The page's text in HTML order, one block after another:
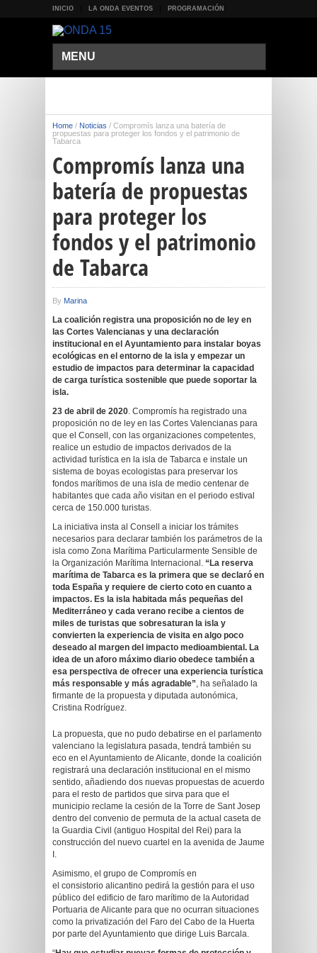
INICIO LA ONDA EVENTOS PROGRAMACIÓN
MENU
Home / Noticias / Compromís lanza una batería de
propuestas para proteger los fondos y el patrimonio de
Tabarca
Compromís lanza una
batería de propuestas
para proteger los
fondos y el patrimonio
de Tabarca
By Marina
La coalición registra una proposición no de ley en
las Cortes Valencianas y una declaración
institucional en el Ayuntamiento para instalar boyas
ecológicas en el entorno de la isla y empezar un
estudio de impactos para determinar la capacidad
de carga turística sostenible que puede soportar la
isla.
23 de abril de 2020. Compromís ha registrado una
proposición no de ley en las Cortes Valencianas para
que el Consell, con las organizaciones competentes,
realice un estudio de impactos derivados de la
actividad turística en la isla de Tabarca e instale un
sistema de boyas ecologistas para preservar los
fondos marítimos de una isla de medio centenar de
habitantes que cada año visitan en el periodo estival
cerca de 150.000 turistas.
La iniciativa insta al Consell a iniciar los trámites
necesarios para declarar también los parámetros de la
isla como Zona Marítima Particularmente Sensible de
la Organización Marítima Internacional. “La reserva
marítima de Tabarca es la primera que se declaró en
toda España y requiere de cierto coto en cuanto a
impactos. Es la isla habitada más pequeñas del
Mediterráneo y cada verano recibe a cientos de
miles de turistas que sobresaturan la isla y
convierten la experiencia de visita en algo poco
deseado al margen del impacto medioambiental. La
idea de un aforo máximo diario obedece también a
esa perspectiva de ofrecer una experiencia turística
más responsable y más agradable”, ha señalado la
firmante de la propuesta y diputada autonómica,
Cristina Rodríguez.
La propuesta, que no pudo debatirse en el parlamento
valenciano la legislatura pasada, tendrá también su
eco en el Ayuntamiento de Alicante, donde la coalición
registrará una declaración institucional en el mismo
sentido, añadiendo dos nuevas propuestas de acuerdo
para el resto de partidos que sirva para que el
municipio reclame la cesión de la Torre de Sant Josep
dentro del convenio de permuta de la actual caseta de
la Guardia Civil (antiguo Hospital del Rei) para la
construcción del nuevo cuartel en la avenida de Jaume
I.
Asimismo, el grupo de Compromís en
el consistorio alicantino pedirá la gestión para el uso
público del edificio de faro marítimo de la Autoridad
Portuaria de Alicante para que no ocurran situaciones
como la privatización del Faro del Cabo de la Huerta
por parte del Ayuntamiento que dirige Luis Barcala.